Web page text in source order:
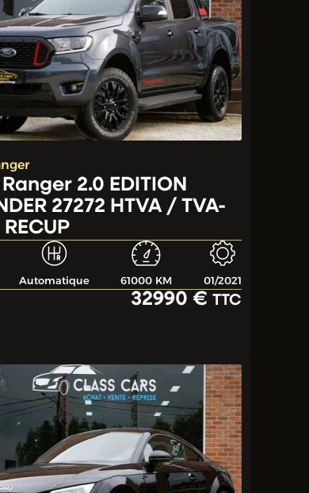
2.0 EDITION
27272 HTVA / TVA-
Automatique 61000 KM 01/2021
32990 € TTC